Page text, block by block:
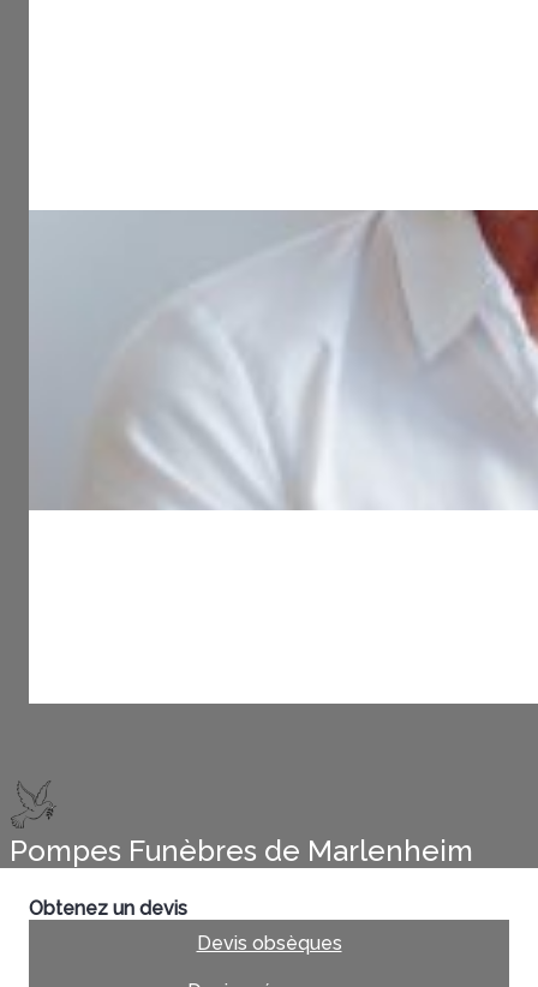
Pompes Funèbres de Marlenheim
Obtenez un devis
Devis obsèques